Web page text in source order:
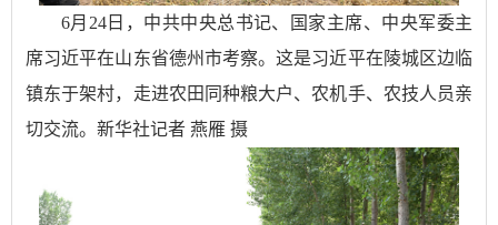
6月24日，中共中央总书记、国家主席、中央军委主
席习近平在山东省德州市考察。这是习近平在陵城区边临
镇东于架村，走进农田同种粮大户、农机手、农技人员亲
切交流。新华社记者 燕雁 摄